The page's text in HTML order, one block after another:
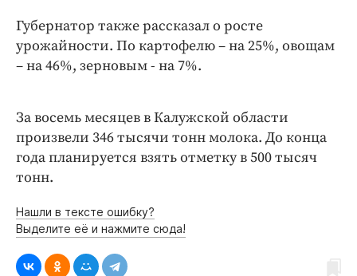
Губернатор также рассказал о росте
урожайности. По картофелю – на 25%, овощам
– на 46%, зерновым - на 7%.
За восемь месяцев в Калужской области
произвели 346 тысячи тонн молока. До конца
года планируется взять отметку в 500 тысяч
тонн.
Нашли в тексте ошибку?
Выделите её и нажмите сюда!